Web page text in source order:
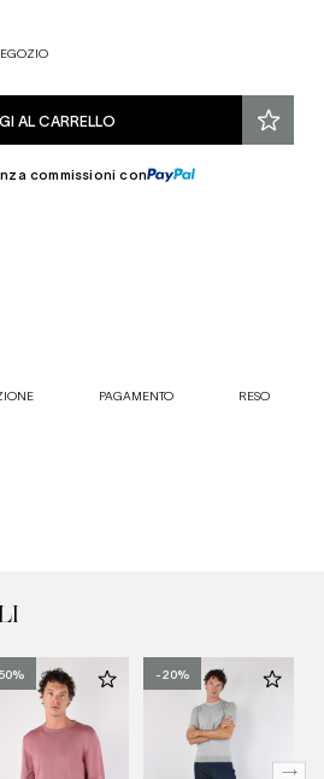
AL CARRELLO
commissioni con
PAGAMENTO RESO
-20%